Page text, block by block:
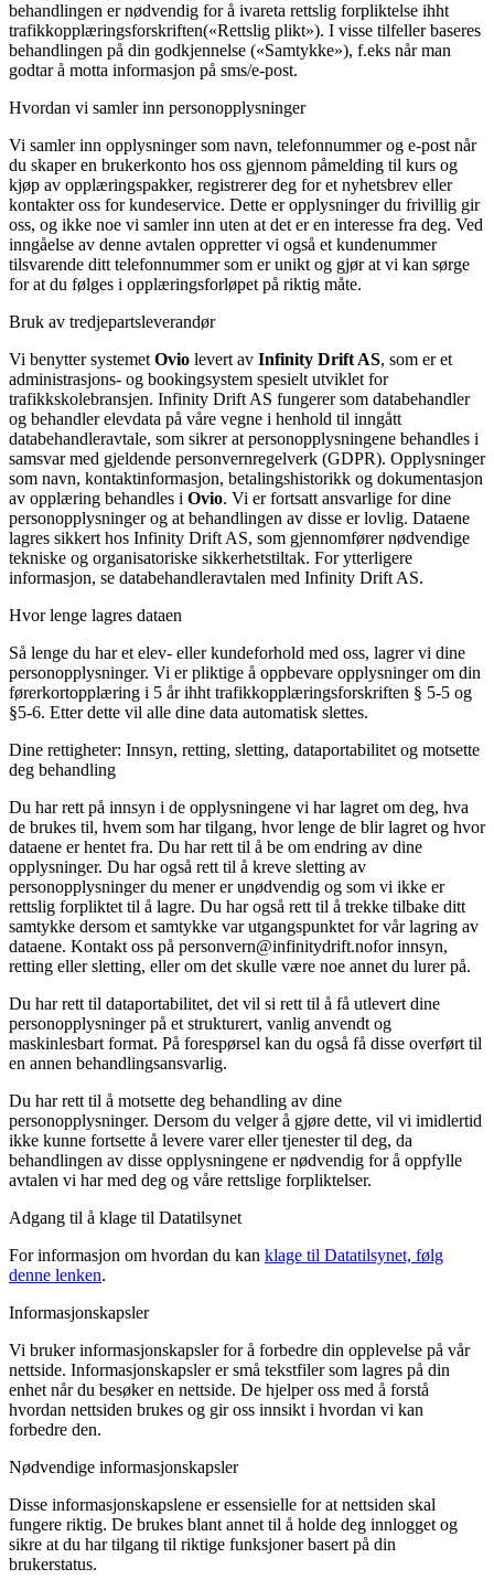
behandlingen er nødvendig for å ivareta rettslig forpliktelse ihht
trafikkopplæringsforskriften(«Rettslig plikt»). I visse tilfeller baseres
behandlingen på din godkjennelse («Samtykke»), f.eks når man
godtar å motta informasjon på sms/e-post.
Hvordan vi samler inn personopplysninger
Vi samler inn opplysninger som navn, telefonnummer og e-post når
du skaper en brukerkonto hos oss gjennom påmelding til kurs og
kjøp av opplæringspakker, registrerer deg for et nyhetsbrev eller
kontakter oss for kundeservice. Dette er opplysninger du frivillig gir
oss, og ikke noe vi samler inn uten at det er en interesse fra deg. Ved
inngåelse av denne avtalen oppretter vi også et kundenummer
tilsvarende ditt telefonnummer som er unikt og gjør at vi kan sørge
for at du følges i opplæringsforløpet på riktig måte.
Bruk av tredjepartsleverandør
Vi benytter systemet Ovio levert av Infinity Drift AS, som er et
administrasjons- og bookingsystem spesielt utviklet for
trafikkskolebransjen. Infinity Drift AS fungerer som databehandler
og behandler elevdata på våre vegne i henhold til inngått
databehandleravtale, som sikrer at personopplysningene behandles i
samsvar med gjeldende personvernregelverk (GDPR). Opplysninger
som navn, kontaktinformasjon, betalingshistorikk og dokumentasjon
av opplæring behandles i Ovio. Vi er fortsatt ansvarlige for dine
personopplysninger og at behandlingen av disse er lovlig. Dataene
lagres sikkert hos Infinity Drift AS, som gjennomfører nødvendige
tekniske og organisatoriske sikkerhetstiltak. For ytterligere
informasjon, se databehandleravtalen med Infinity Drift AS.
Hvor lenge lagres dataen
Så lenge du har et elev- eller kundeforhold med oss, lagrer vi dine
personopplysninger. Vi er pliktige å oppbevare opplysninger om din
førerkortopplæring i 5 år ihht trafikkopplæringsforskriften § 5-5 og
§5-6. Etter dette vil alle dine data automatisk slettes.
Dine rettigheter: Innsyn, retting, sletting, dataportabilitet og motsette
deg behandling
Du har rett på innsyn i de opplysningene vi har lagret om deg, hva
de brukes til, hvem som har tilgang, hvor lenge de blir lagret og hvor
dataene er hentet fra. Du har rett til å be om endring av dine
opplysninger. Du har også rett til å kreve sletting av
personopplysninger du mener er unødvendig og som vi ikke er
rettslig forpliktet til å lagre. Du har også rett til å trekke tilbake ditt
samtykke dersom et samtykke var utgangspunktet for vår lagring av
dataene. Kontakt oss på personvern@infinitydrift.nofor innsyn,
retting eller sletting, eller om det skulle være noe annet du lurer på.
Du har rett til dataportabilitet, det vil si rett til å få utlevert dine
personopplysninger på et strukturert, vanlig anvendt og
maskinlesbart format. På forespørsel kan du også få disse overført til
en annen behandlingsansvarlig.
Du har rett til å motsette deg behandling av dine
personopplysninger. Dersom du velger å gjøre dette, vil vi imidlertid
ikke kunne fortsette å levere varer eller tjenester til deg, da
behandlingen av disse opplysningene er nødvendig for å oppfylle
avtalen vi har med deg og våre rettslige forpliktelser.
Adgang til å klage til Datatilsynet
For informasjon om hvordan du kan klage til Datatilsynet, følg
denne lenken.
Informasjonskapsler
Vi bruker informasjonskapsler for å forbedre din opplevelse på vår
nettside. Informasjonskapsler er små tekstfiler som lagres på din
enhet når du besøker en nettside. De hjelper oss med å forstå
hvordan nettsiden brukes og gir oss innsikt i hvordan vi kan
forbedre den.
Nødvendige informasjonskapsler
Disse informasjonskapslene er essensielle for at nettsiden skal
fungere riktig. De brukes blant annet til å holde deg innlogget og
sikre at du har tilgang til riktige funksjoner basert på din
brukerstatus.